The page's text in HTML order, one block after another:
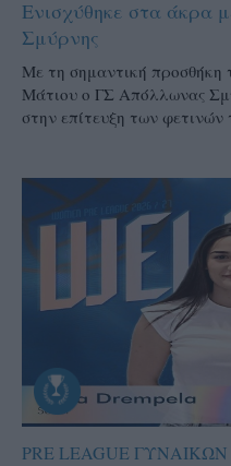
Ενισχύθηκε στα άκρα
Σμύρνης
Με τη σημαντική προσθήκη
Μάτιου ο ΓΣ Απόλλωνας
στην επίτευξη των φετινών
PRE LEAGUE ΓΥΝΑΙΚΩΝ